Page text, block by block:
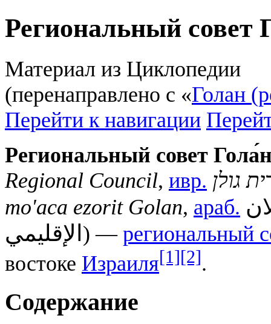
Региональный совет
Материал из Циклопедии
(перенаправлено с «Голан
Перейти к навигации
Региональный совет
Regional Council, ивр. גולן
mo'aca ezorit Golan, араб.
الإقليمي ) — региональный
востоке Израиля[1][2].
Содержание